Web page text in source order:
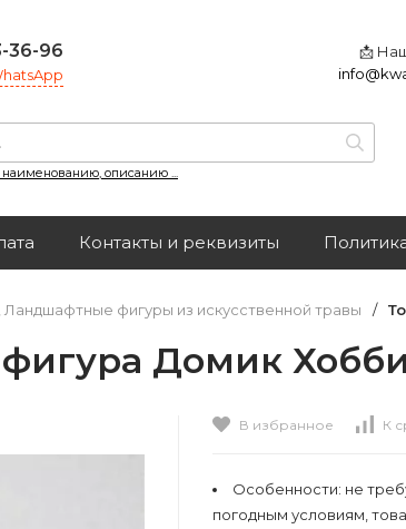
36-96
📩
наименованию, описанию ...
Контакты и реквизиты
Ландшафтные фигуры из искусственной травы /
Домик
В избранное К
Особенности: не
погодным условиям,